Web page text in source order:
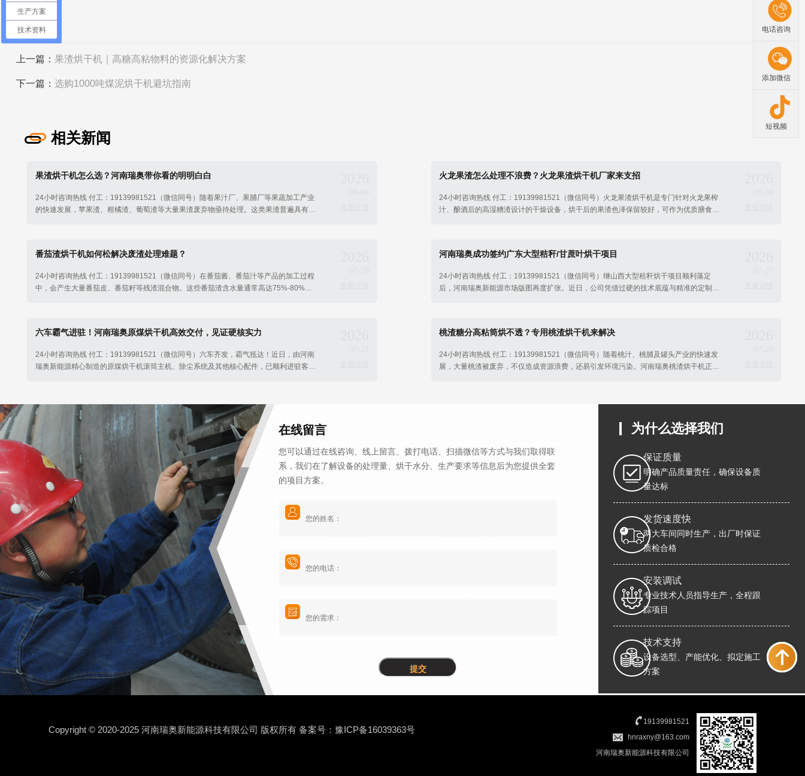
上一篇： 果渣烘干机｜高糖高粘物料的资源化解决方案
下一篇： 选购1000吨煤泥烘干机避坑指南
相关新闻
果渣烘干机怎么选？河南瑞奥带你看的明明白白
24小时咨询热线 付工：19139981521（微信同号）随着果汁厂、果脯厂等果蔬加工产业
的快速发展，苹果渣、柑橘渣、葡萄渣等大量果渣废弃物亟待处理。这类果渣普遍具有含
火龙果渣怎么处理不浪费？火龙果渣烘干机厂家来支招
24小时咨询热线 付工：19139981521（微信同号）火龙果渣烘干机​是专门针对火龙果榨
汁、酿酒后的高湿糟渣设计的干燥设备，烘干后的果渣色泽保留较好，可作为优质膳食纤
番茄渣烘干机如何松解决废渣处理难题？
24小时咨询热线 付工：19139981521（微信同号）在番茄酱、番茄汁等产品的加工过程
中，会产生大量番茄皮、番茄籽等残渣混合物。这些番茄渣含水量通常高达75%-80%，
河南瑞奥成功签约广东大型秸秆/甘蔗叶烘干项目
24小时咨询热线 付工：19139981521（微信同号）继山西大型秸秆烘干项目顺利落定
后，河南瑞奥新能源市场版图再度扩张。近日，公司凭借过硬的技术底蕴与精准的定制化
六车霸气进驻！河南瑞奥原煤烘干机高效交付，见证硬核实力
24小时咨询热线 付工：19139981521（微信同号）六车齐发，霸气抵达！近日，由河南
瑞奥新能源精心制造的原煤烘干机滚筒主机、除尘系统及其他核心配件，已顺利进驻客户
桃渣糖分高粘筒烘不透？专用桃渣烘干机来解决
24小时咨询热线 付工：19139981521（微信同号）随着桃汁、桃脯及罐头产业的快速发
展，大量桃渣被废弃，不仅造成资源浪费，还易引发环境污染。河南瑞奥桃渣烘干机正是
在线留言
您可以通过在线咨询、线上留言、拨打电话、扫描微信等方式与我们取得联
系，我们在了解设备的处理量、烘干水分、生产要求等信息后为您提供全套
的项目方案。
为什么选择我们
保证质量
明确产品质量责任，确保设备质
量达标
发货速度快
两大车间同时生产，出厂时保证
质检合格
安装调试
专业技术人员指导生产，全程跟
踪项目
技术支持
设备选型、产能优化、拟定施工
方案
Copyright © 2020-2025 河南瑞奥新能源科技有限公司 版权所有 备案号：豫ICP备16039363号
19139981521
hnraxny@163.com
河南瑞奥新能源科技有限公司
电话咨询
添加微信
短视频
生产方案
技术资料